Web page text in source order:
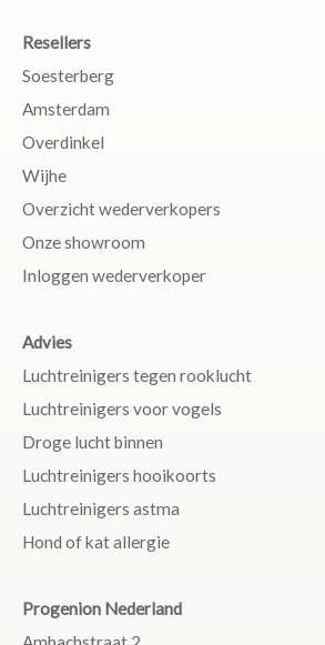
Resellers
Soesterberg
Amsterdam
Overdinkel
Wijhe
Overzicht wederverkopers
Onze showroom
Inloggen wederverkoper
Advies
Luchtreinigers tegen rooklucht
Luchtreinigers voor vogels
Droge lucht binnen
Luchtreinigers hooikoorts
Luchtreinigers astma
Hond of kat allergie
Progenion Nederland